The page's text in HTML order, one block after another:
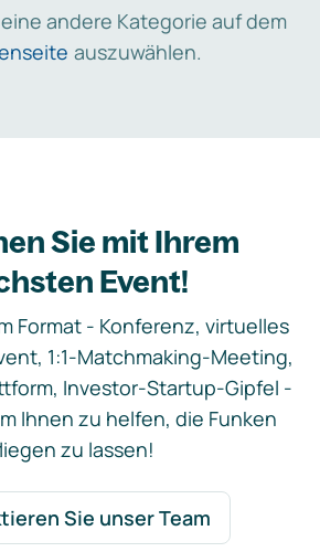
andere Kategorie auf dem
auszuwählen.
Sie mit Ihrem
Event!
Format - Konferenz, virtuelles
1:1-Matchmaking-Meeting,
Investor-Startup-Gipfel -
Ihnen zu helfen, die Funken
zu lassen!
Sie unser Team